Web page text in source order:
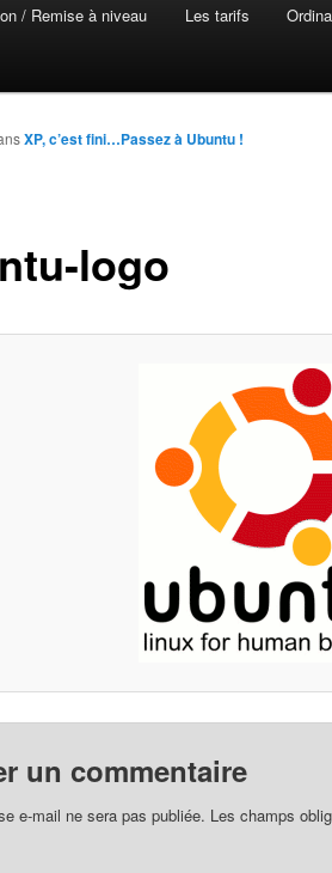
/ Remise à niveau Les tarifs
logo
XP, c’est fini…Passez à Ubuntu !
un commentaire
e-mail ne sera pas publiée. Les champs